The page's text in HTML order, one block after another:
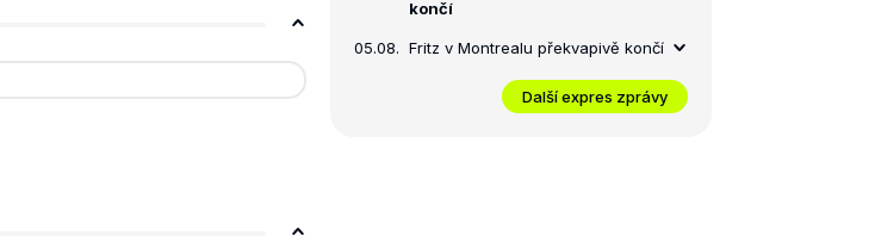
končí
05.08. Fritz v Montrealu překvapivě končí
Další expres zprávy